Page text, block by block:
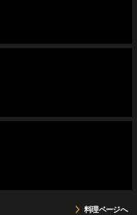
料理ページへ